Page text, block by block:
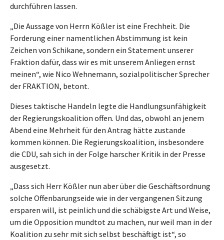
durchführen lassen.
„Die Aussage von Herrn Kößler ist eine Frechheit. Die
Forderung einer namentlichen Abstimmung ist kein
Zeichen von Schikane, sondern ein Statement unserer
Fraktion dafür, dass wir es mit unserem Anliegen ernst
meinen“, wie Nico Wehnemann, sozialpolitischer Sprecher
der FRAKTION, betont.
Dieses taktische Handeln legte die Handlungsunfähigkeit
der Regierungskoalition offen. Und das, obwohl an jenem
Abend eine Mehrheit für den Antrag hätte zustande
kommen können. Die Regierungskoalition, insbesondere
die CDU, sah sich in der Folge harscher Kritik in der Presse
ausgesetzt.
„Dass sich Herr Kößler nun aber über die Geschäftsordnung
solche Offenbarungseide wie in der vergangenen Sitzung
ersparen will, ist peinlich und die schäbigste Art und Weise,
um die Opposition mundtot zu machen, nur weil man in der
Koalition zu sehr mit sich selbst beschäftigt ist“, so